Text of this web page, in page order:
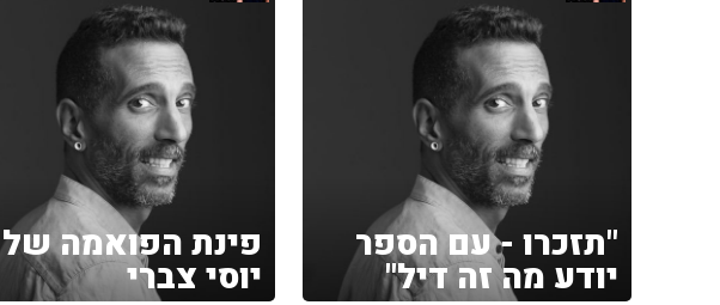
"תזכרו - עם הספר
יודע מה זה דיל"
פינת הפואמה של
יוסי צברי